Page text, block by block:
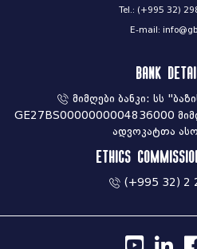
Tel.: (+995 32)
E-mail:
Bank
მიმღები ბანკი: სს
GE27BS0000000004836000
ადვოკატთა
Ethics
(+995 32) 2